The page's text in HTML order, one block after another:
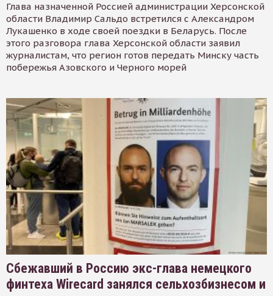
Глава назначенной Россией администрации Херсонской
области Владимир Сальдо встретился с Александром
Лукашенко в ходе своей поездки в Беларусь. После
этого разговора глава Херсонской области заявил
журналистам, что регион готов передать Минску часть
побережья Азовского и Черного морей
Сбежавший в Россию экс-глава немецкого
финтеха Wirecard занялся сельхозбизнесом и